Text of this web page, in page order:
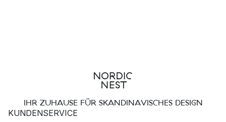
IHR ZUHAUSE FÜR SKANDINAVISCHES DESIGN
KUNDENSERVICE